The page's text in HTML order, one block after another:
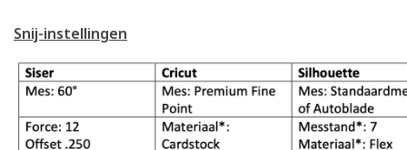
Snij-instellingen